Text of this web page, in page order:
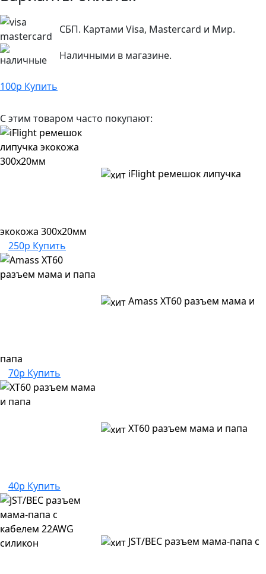
СБП. Картами Visa, Mastercard и Мир.
Наличными в магазине.
100р Купить
С этим товаром часто покупают:
iFlight ремешок липучка
экокожа 300х20мм
250р Купить
Amass XT60 разъем мама и
папа
70р Купить
XT60 разъем мама и папа
40р Купить
JST/BEC разъем мама-папа с